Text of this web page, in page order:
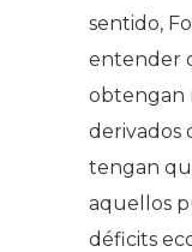
sentido,
entender
obtengan
derivados
tengan
aquellos
déficits